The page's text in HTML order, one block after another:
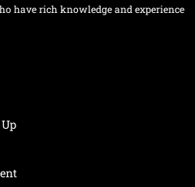
have rich knowledge and experience